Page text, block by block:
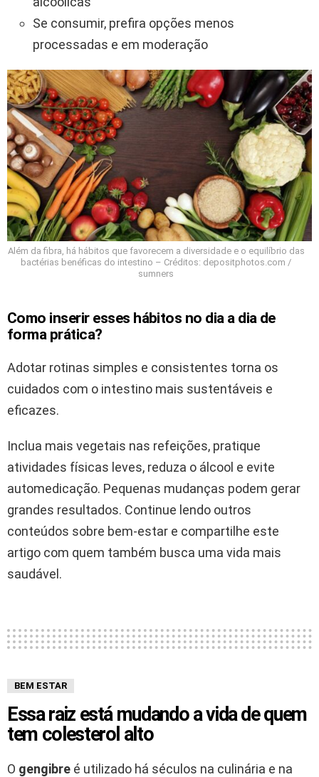
Se consumir, prefira opções menos
processadas e em moderação
Além da fibra, há hábitos que favorecem a diversidade e o equilíbrio das
bactérias benéficas do intestino – Créditos: depositphotos.com /
sumners
Como inserir esses hábitos no dia a dia de
forma prática?
Adotar rotinas simples e consistentes torna os
cuidados com o intestino mais sustentáveis e
eficazes.
Inclua mais vegetais nas refeições, pratique
atividades físicas leves, reduza o álcool e evite
automedicação. Pequenas mudanças podem gerar
grandes resultados. Continue lendo outros
conteúdos sobre bem-estar e compartilhe este
artigo com quem também busca uma vida mais
saudável.
BEM ESTAR
Essa raiz está mudando a vida de quem
tem colesterol alto
O gengibre é utilizado há séculos na culinária e na